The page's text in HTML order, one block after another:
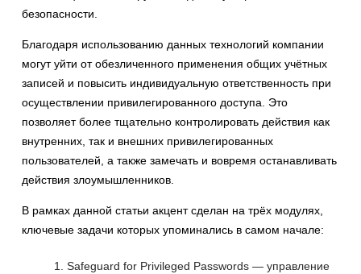
безопасности.
Благодаря использованию данных технологий компании
могут уйти от обезличенного применения общих учётных
записей и повысить индивидуальную ответственность при
осуществлении привилегированного доступа. Это
позволяет более тщательно контролировать действия как
внутренних, так и внешних привилегированных
пользователей, а также замечать и вовремя останавливать
действия злоумышленников.
В рамках данной статьи акцент сделан на трёх модулях,
ключевые задачи которых упоминались в самом начале:
Safeguard for Privileged Passwords — управление